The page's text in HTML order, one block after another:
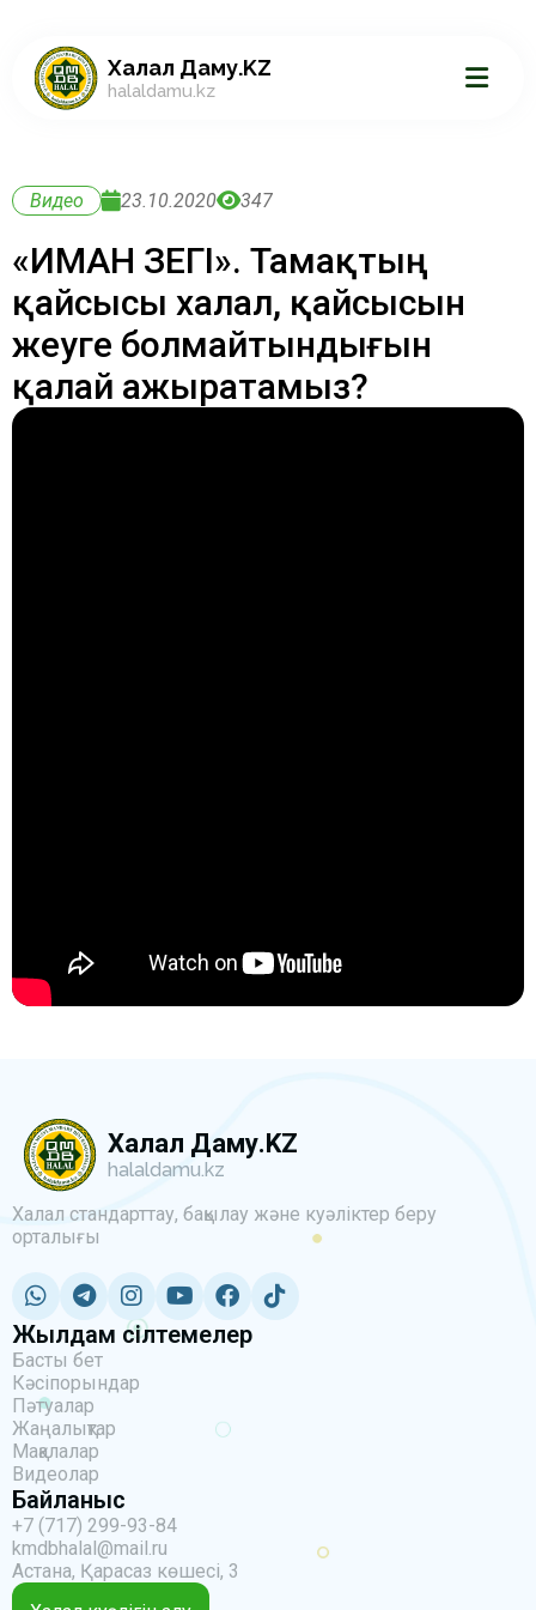
Халал Даму.KZ
halaldamu.kz
Видео 23.10.2020 347
«ИМАН ӨЗЕГІ». Тамақтың
қайсысы халал, қайсысын
жеуге болмайтындығын
қалай ажыратамыз?
Халал Даму.KZ
halaldamu.kz
Халал стандарттау, бақылау және куәліктер беру
орталығы
Жылдам сілтемелер
Басты бет
Кәсіпорындар
Пәтуалар
Жаңалықтар
Мақалалар
Видеолар
Байланыс
+7 (717) 299-93-84
kmdbhalal@mail.ru
Астана, Қарасаз көшесі, 3